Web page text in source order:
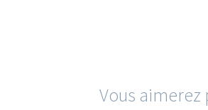
Vous